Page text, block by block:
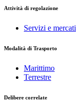
Attività di regolazione
Servizi e mercati
Modalità di Trasporto
Marittimo
Terrestre
Delibere correlate